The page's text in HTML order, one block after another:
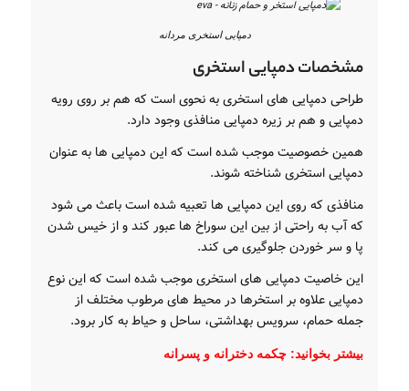
دمپایی استخری مردانه
مشخصات دمپایی استخری
طراحی دمپایی های استخری به نحوی است که هم بر روی رویه
دمپایی و هم بر زیره دمپایی منافذی وجود دارد.
همین خصوصیت موجب شده است که این دمپایی ها به عنوان
دمپایی استخری شناخته شوند.
منافذی که روی این دمپایی ها تعبیه شده است باعث می شود
که آب به راحتی از بین این سوراخ ها عبور کند و از خیس شدن
پا و سر خوردن جلوگیری می کند.
این خاصیت دمپایی های استخری موجب شده است که این نوع
دمپایی علاوه بر استخرها در محیط های مرطوب مختلف از
جمله حمام، سرویس بهداشتی، ساحل و حیاط به کار برود.
بیشتر بخوانید: چکمه دخترانه و پسرانه